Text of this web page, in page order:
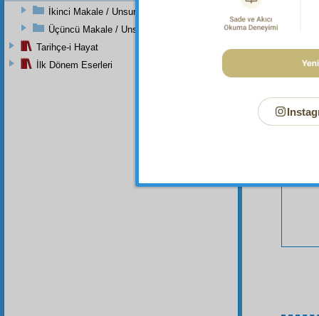
İkinci Makale / Unsuru'l-Belâgat
Üçüncü Makale / Unsuru'l-Akîde
Tarihçe-i Hayat
İlk Dönem Eserleri